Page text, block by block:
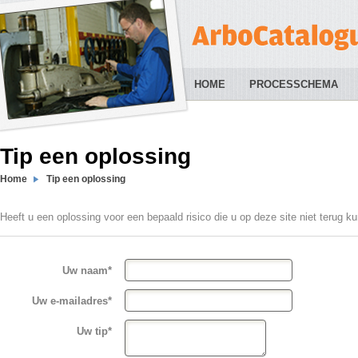
HOME PROCESSCHEMA
Tip een oplossing
Home Tip een oplossing
Heeft u een oplossing voor een bepaald risico die u op deze site niet terug
Uw naam*
Uw e-mailadres*
Uw tip*